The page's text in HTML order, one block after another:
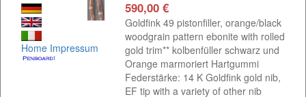
Home Impressum
590,00 €
Goldfink 49 pistonfiller, orange/black
woodgrain pattern ebonite with rolled
gold trim** kolbenfüller schwarz und
Orange marmoriert Hartgummi
Federstärke: 14 K Goldfink gold nib,
EF tip with a variety of other nib